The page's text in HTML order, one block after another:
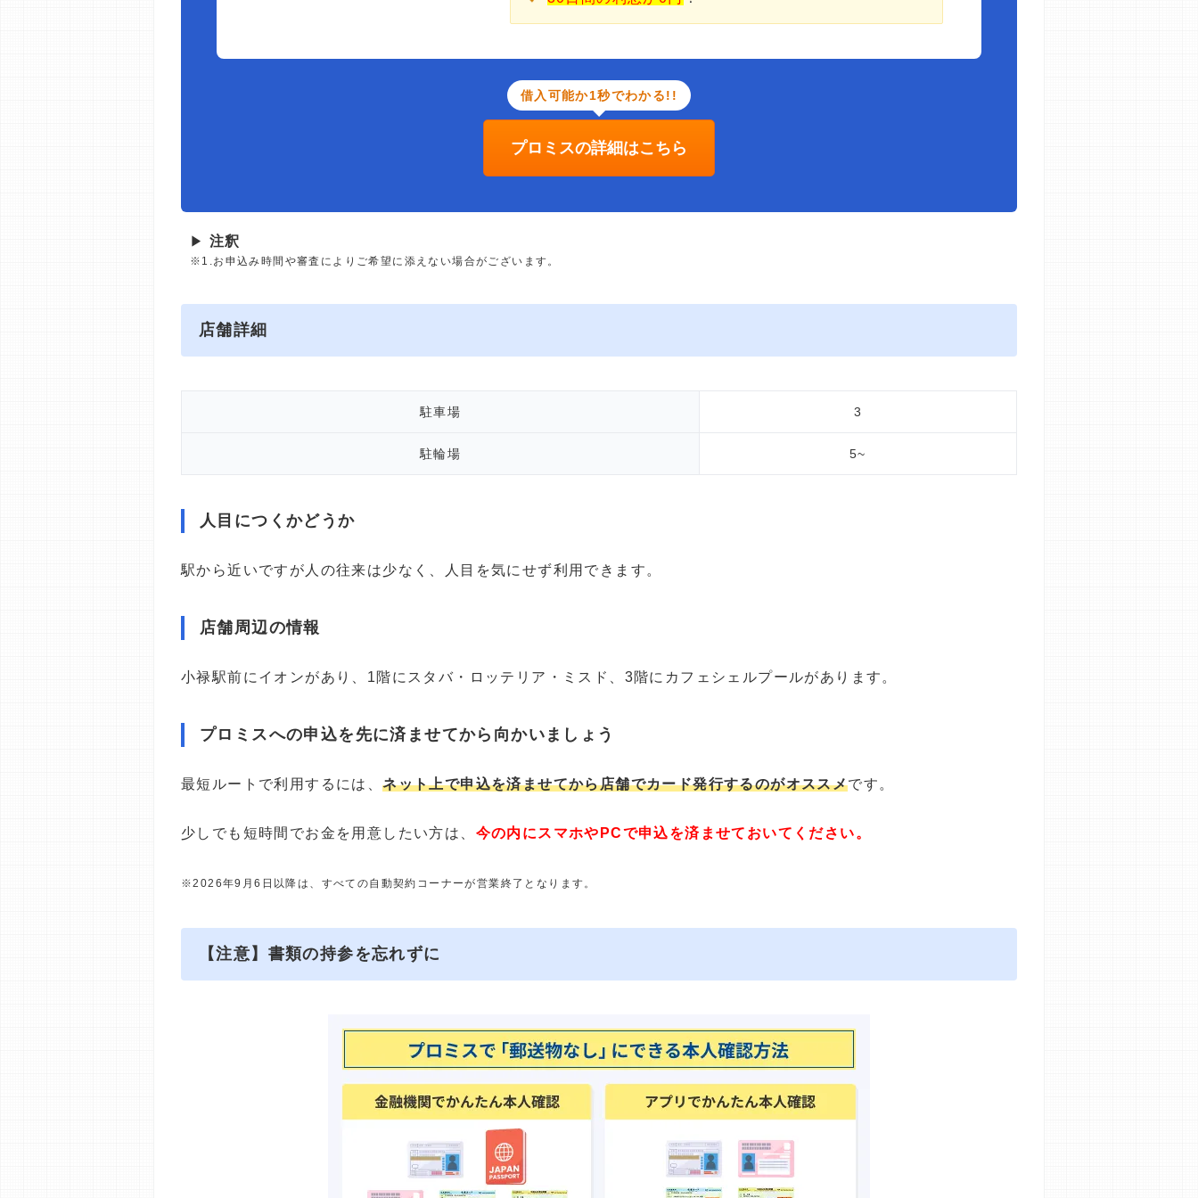
借入可能か1秒でわかる!!
プロミスの詳細はこちら
▶ 注釈
※1.お申込み時間や審査によりご希望に添えない場合がございます。
店舗詳細
駐車場 3
駐輪場 5~
人目につくかどうか
駅から近いですが人の往来は少なく、人目を気にせず利用できます。
店舗周辺の情報
小禄駅前にイオンがあり、1階にスタバ・ロッテリア・ミスド、3階にカフェシェルプールがあります。
プロミスへの申込を先に済ませてから向かいましょう
最短ルートで利用するには、ネット上で申込を済ませてから店舗でカード発行するのがオススメです。
少しでも短時間でお金を用意したい方は、 今の内にスマホやPCで申込を済ませておいてください。
※2026年9月6日以降は、すべての自動契約コーナーが営業終了となります。
【注意】書類の持参を忘れずに